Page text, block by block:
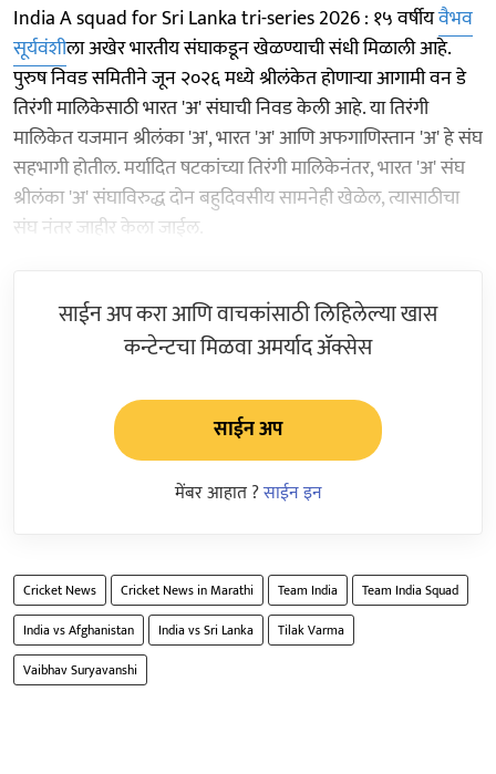
India A squad for Sri Lanka tri-series 2026 : १५ वर्षीयवैभव
सूर्यवंशीला अखेर भारतीय संघाकडून खेळण्याची संधी मिळाली आहे.
पुरुष निवड समितीने जून २०२६ मध्ये श्रीलंकेत होणाऱ्या आगामी वन डे
तिरंगी मालिकेसाठी भारत 'अ' संघाची निवड केली आहे. या तिरंगी
मालिकेत यजमान श्रीलंका 'अ', भारत 'अ' आणि अफगाणिस्तान 'अ' हे संघ
सहभागी होतील. मर्यादित षटकांच्या तिरंगी मालिकेनंतर, भारत 'अ' संघ
श्रीलंका 'अ' संघाविरुद्ध दोन बहुदिवसीय सामनेही खेळेल, त्यासाठीचा
संघ नंतर जाहीर केला जाईल.
साईन अप करा आणि वाचकांसाठी लिहिलेल्या खास
कन्टेन्टचा मिळवा अमर्याद ॲक्सेस
साईन अप
मेंबर आहात ?साईन इन
Cricket News Cricket News in Marathi Team India
Team India Squad
India vs Afghanistan
India vs Sri Lanka
Tilak Varma
Vaibhav Suryavanshi